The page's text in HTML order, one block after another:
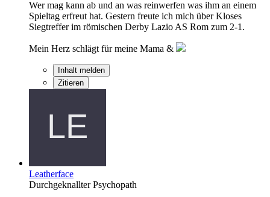
Wer mag kann ab und an was reinwerfen was ihm an einem
Spieltag erfreut hat. Gestern freute ich mich über Kloses
Siegtreffer im römischen Derby Lazio AS Rom zum 2-1.
Mein Herz schlägt für meine Mama &
Inhalt melden
Zitieren
Leatherface
Durchgeknallter Psychopath